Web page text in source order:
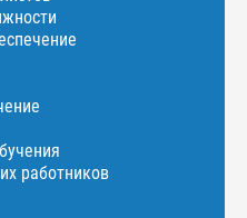
работников